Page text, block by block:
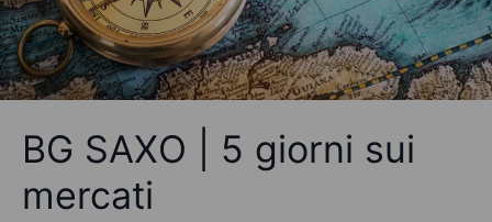
BG SAXO | 5 giorni sui
mercati